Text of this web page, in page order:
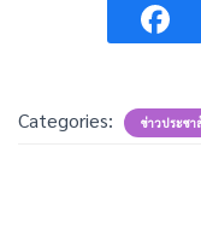
Categories: ข่าวประช